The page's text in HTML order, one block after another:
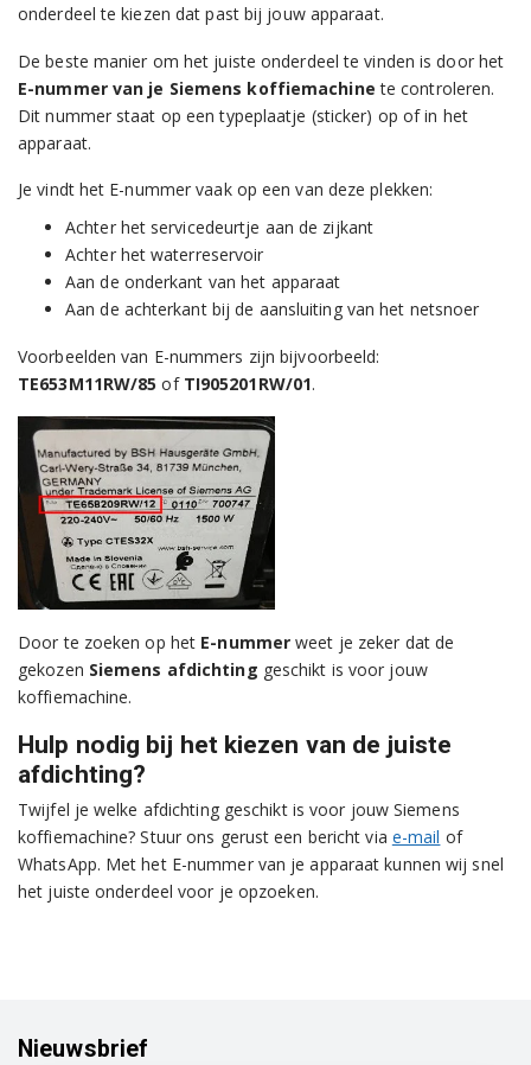
onderdeel te kiezen dat past bij jouw apparaat.
De beste manier om het juiste onderdeel te vinden is door het
E-nummer van je Siemens koffiemachine te controleren.
Dit nummer staat op een typeplaatje (sticker) op of in het
apparaat.
Je vindt het E-nummer vaak op een van deze plekken:
Achter het servicedeurtje aan de zijkant
Achter het waterreservoir
Aan de onderkant van het apparaat
Aan de achterkant bij de aansluiting van het netsnoer
Voorbeelden van E-nummers zijn bijvoorbeeld:
TE653M11RW/85 of TI905201RW/01.
Door te zoeken op het E-nummer weet je zeker dat de
gekozen Siemens afdichting geschikt is voor jouw
koffiemachine.
Hulp nodig bij het kiezen van de juiste
afdichting?
Twijfel je welke afdichting geschikt is voor jouw Siemens
koffiemachine? Stuur ons gerust een bericht via e-mail of
WhatsApp. Met het E-nummer van je apparaat kunnen wij snel
het juiste onderdeel voor je opzoeken.
Nieuwsbrief